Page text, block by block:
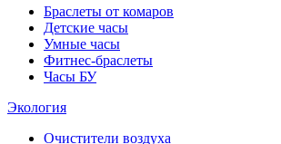
Браслеты от комаров
Детские часы
Умные часы
Фитнес-браслеты
Часы БУ
Экология
Очистители воздуха